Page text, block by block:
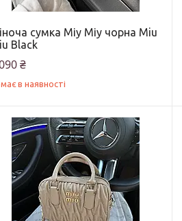
сумка Міу Міу чорна Miu
Black
₴
в наявності